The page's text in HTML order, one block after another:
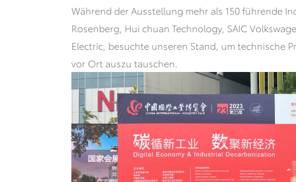
Während der Ausstellung mehr als 150 führende
Rosenberg, Hui chuan Technology, SAIC
Electric, besuchte unseren Stand, um technische
vor Ort auszu tauschen.